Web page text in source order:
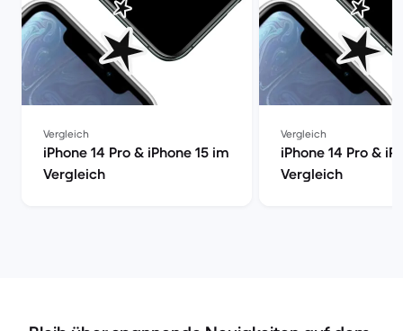
Vergleich
iPhone 14 Pro & iPhone 15 im
Vergleich
Vergleich
iPhone 14 Pro &
Vergleich